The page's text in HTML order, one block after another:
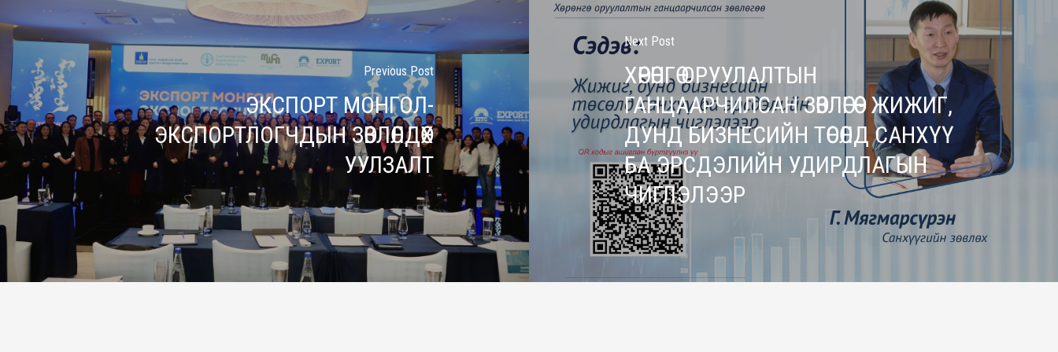
Previous Post
ЭКСПОРТ МОНГОЛ-
ЭКСПОРТЛОГЧДЫН ЗӨВЛӨЛДӨХ
УУЛЗАЛТ
Next Post
ХӨРӨНГӨ ОРУУЛАЛТЫН
ГАНЦААРЧИЛСАН ЗӨВЛӨГӨӨ - ЖИЖИГ,
ДУНД БИЗНЕСИЙН ТӨСӨЛД САНХҮҮ
БА ЭРСДЭЛИЙН УДИРДЛАГЫН
ЧИГЛЭЛЭЭР